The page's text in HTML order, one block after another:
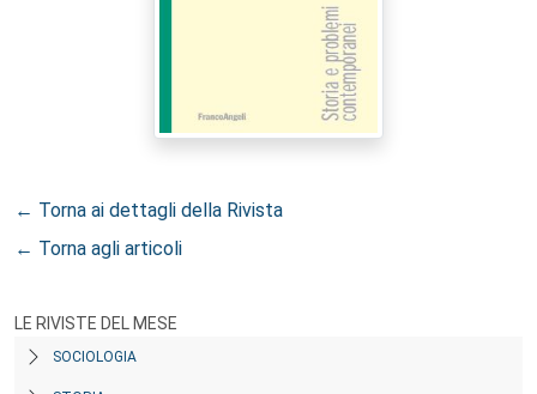
← Torna ai dettagli della Rivista
← Torna agli articoli
LE RIVISTE DEL MESE
SOCIOLOGIA